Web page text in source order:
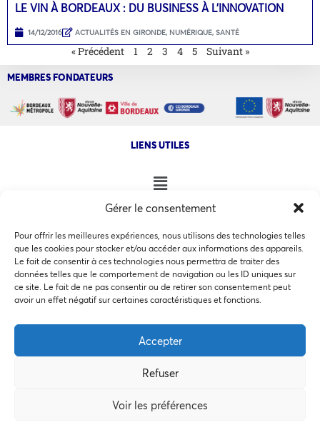
Gérer le consentement
Pour offrir les meilleures expériences, nous utilisons des technologies telles
que les cookies pour stocker et/ou accéder aux informations des appareils.
Le fait de consentir à ces technologies nous permettra de traiter des
données telles que le comportement de navigation ou les ID uniques sur
ce site. Le fait de ne pas consentir ou de retirer son consentement peut
avoir un effet négatif sur certaines caractéristiques et fonctions.
Accepter
Refuser
Voir les préférences
Ce site utilise des cookies pour les statistiques et pour
politique de confidentialité
Accepter
Refuser
Préférences des cookies
LE VIN À BORDEAUX : DU BUSINESS À L’INNOVATION
14/12/2016 ACTUALITÉS EN GIRONDE, NUMÉRIQUE, SANTÉ
« Précédent 1 2 3 4 5 Suivant »
MEMBRES FONDATEURS
LIENS UTILES
NOS AUTRES SITES
COPYRIGHT @ 2026 - INVEST IN BORDEAUX - 32 Allées d'Orléans